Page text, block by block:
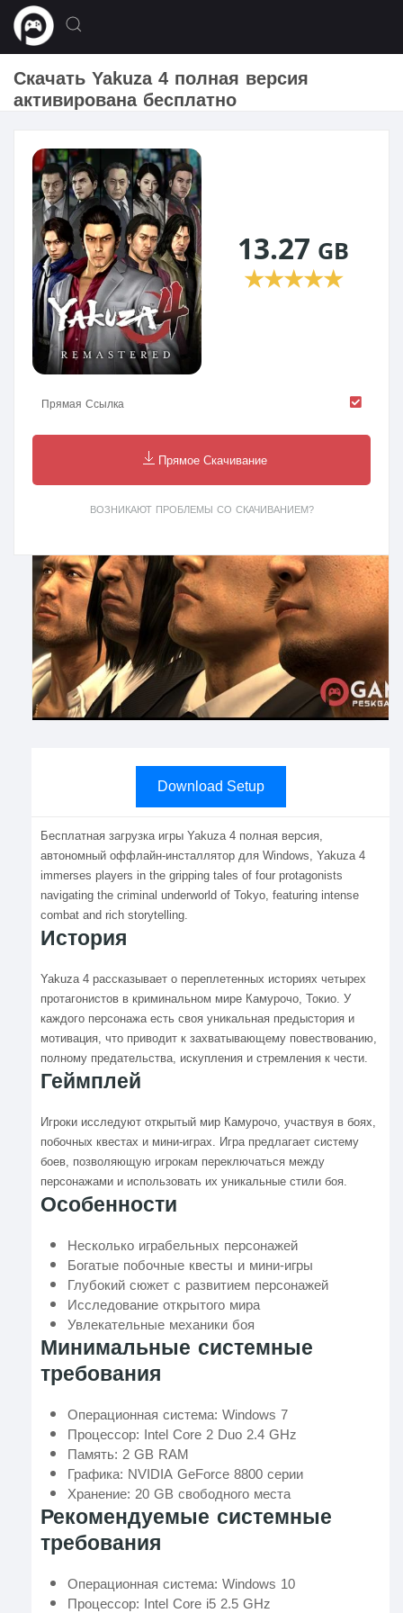
Скачать Yakuza 4 полная версия
активирована бесплатно
Download Setup
Бесплатная загрузка игры Yakuza 4 полная версия,
автономный оффлайн-инсталлятор для Windows, Yakuza 4
immerses players in the gripping tales of four protagonists
navigating the criminal underworld of Tokyo, featuring intense
combat and rich storytelling.
История
Yakuza 4 рассказывает о переплетенных историях четырех
протагонистов в криминальном мире Камурочо, Токио. У
каждого персонажа есть своя уникальная предыстория и
мотивация, что приводит к захватывающему повествованию,
полному предательства, искупления и стремления к чести.
Геймплей
Игроки исследуют открытый мир Камурочо, участвуя в боях,
побочных квестах и мини-играх. Игра предлагает систему
боев, позволяющую игрокам переключаться между
персонажами и использовать их уникальные стили боя.
Особенности
Несколько играбельных персонажей
Богатые побочные квесты и мини-игры
Глубокий сюжет с развитием персонажей
Исследование открытого мира
Увлекательные механики боя
Минимальные системные
требования
Операционная система: Windows 7
Процессор: Intel Core 2 Duo 2.4 GHz
Память: 2 GB RAM
Графика: NVIDIA GeForce 8800 серии
Хранение: 20 GB свободного места
Рекомендуемые системные
требования
Операционная система: Windows 10
Процессор: Intel Core i5 2.5 GHz
13.27 GB
★★★★★
Прямая Ссылка
Прямое Скачивание
ВОЗНИКАЮТ ПРОБЛЕМЫ СО СКАЧИВАНИЕМ?